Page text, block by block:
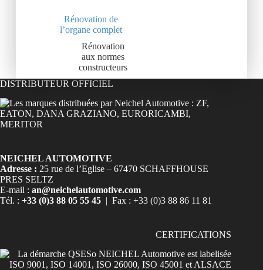
Rénovation de
l’organe complet
Rénovation
aux normes
constructeurs
DISTRIBUTEUR OFFICIEL
NEICHEL AUTOMOTIVE
Adresse : 25 rue de l’Eglise – 67470 SCHAFFHOUSE
PRES SELTZ
E-mail : an@neichelautomotive.com
Tél. : +33 (0)3 88 05 55 45 | Fax : +33 (0)3 88 86 11 81
CERTIFICATIONS